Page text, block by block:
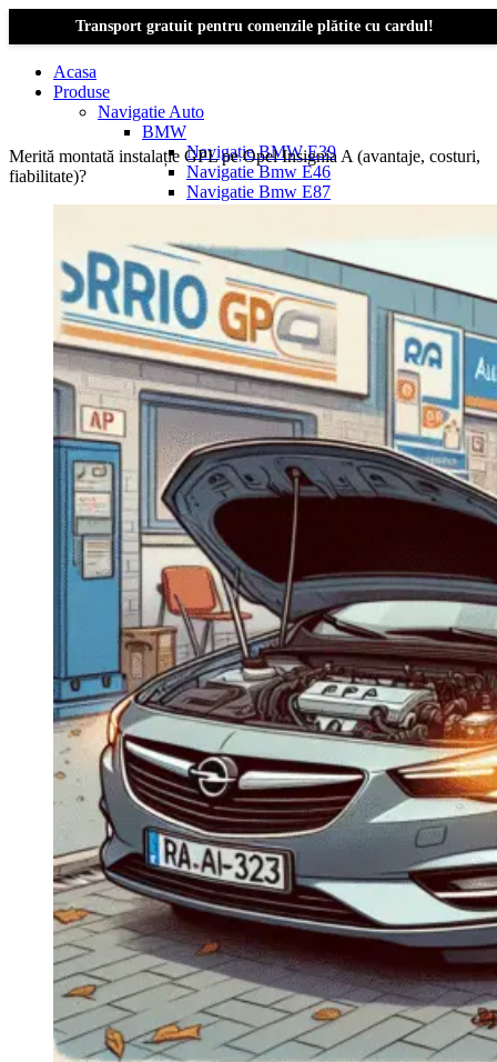
Transport gratuit pentru comenzile plătite cu cardul!
Acasa
Produse
Navigatie Auto
BMW
Navigație BMW E39
Navigatie Bmw E46
Navigatie Bmw E87
Navigatie Bmw F10
Navigatie Bmw F30
Navigatie Bmw Seria 1 E87
Navigatie Bmw X1
Navigatie Bmw X1 E84
Navigatie BMW X3
Navigatie BMW X3 E83
Navigatie BMW X3 f25
Dacia Logan
Navigație Dacia Logan 1 (2004–2012)
Navigație Dacia Logan 2 (2012–2020)
Navigație Dacia Logan 3 (2020–Prezent)
Dacia Duster
Navigatie Duster 2011
Navigatie Duster 2019
Audi
Navigatie Audi A3 8p
Navigatie Audi A4
Navigatie Audi A4 B6
Navigatie Audi A4 B7
Navigatie Audi A4 B8
Navigatie Audi A5
Navigatie Audi A6 C5
Navigatie Audi A6 C6
Navigatie Audi A6 C7
Navigatie Audi Q5
Ford
Navigație Ford Fiesta
Navigație Ford Focus 1
Navigație Ford Focus 2
Navigație Ford Focus MK3
Navigație Ford Mondeo MK3
Navigație Ford Mondeo MK4
Navigație Ford Transit
Mercedes
Navigație Mercedes C Class W203
Navigație Mercedes C Class W204
Navigație Mercedes W203
Navigație Mercedes W204
Navigație Mercedes W211
Navigație Mercedes Sprinter
Merită montată instalație GPL pe Opel Insignia A (avantaje, costuri,
fiabilitate)?